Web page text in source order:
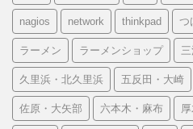
nagios network thinkpad つ
ラーメン ラーメンショップ
久里浜・北久里浜 五反田・大崎
佐原・大矢部 六本木・麻布